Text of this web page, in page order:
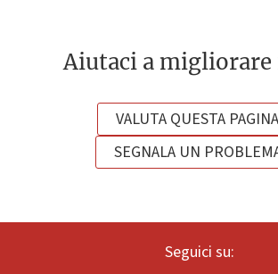
Aiutaci a
VALUTA QUESTA PAGINA
SEGNALA UN
Seguici su: